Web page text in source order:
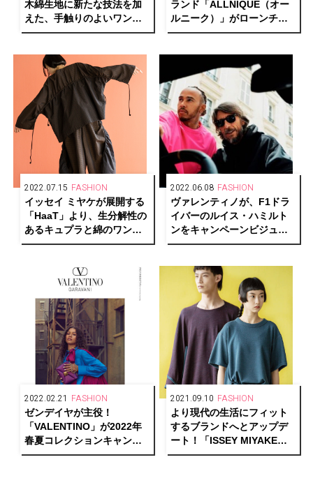
木綿生地に新たな技法を加
えた、手触りのよいワンピ
ースやアルパカニットが発
ランド「ALLNIQUE（オー
ルニーク）」がローンチ。
古澤朋子、小林モー子、福
2022.07.15 FASHION
イッセイ ミヤケが展開する
「HaaT」より、生分解性の
あるキュプラと綿のワンピ
ースなど新作が登場
2022.06.08 FASHION
ヴァレンティノが、F1ドラ
イバーのルイス・ハミルト
ンをキャンペーンビジュア
ルに起用
2022.02.21 FASHION
ゼンデイヤが主役！
「VALENTINO」が2022年
春夏コレクションキャンペ
ーンのショートムービーを
2021.09.10 FASHION
より現代の生活にフィット
するブランドへとアップデ
ート！「ISSEY MIYAKE」
の新生「HaaT」が特別展示